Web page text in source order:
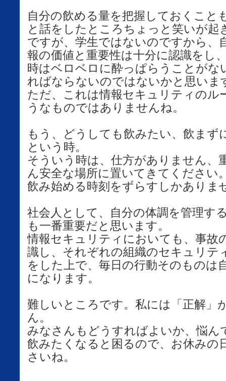
自分の飲める量を把握しておくこと
と話をしたところちょっと笑いが起
ですが、学生ではないのですから、
報の価値と重要性は十分に認識をし
時はベロベロに酔っぱらうことがな
ればならないのではないかと思いま
ただ、これは情報セキュリティのル
うなものではありませんね。
もう、どうしても飲みたい、飲まず
という時。
そういう時は、仕方がありません、
ん安全な場所に置いてきてください
飲み始める時刻をずらすしかありま
社会人として、自分の体調を管理す
も一番重要だと思います。
情報セキュリティにおいても、事故
識し、それぞれの組織のセキュリテ
をした上で、毎日の行動そのものは
になります。
難しいところです。私には「正解」
ん。
みなさんもどうすればよいか、悩ん
飲みたくなると困るので、お休みの
さいね。